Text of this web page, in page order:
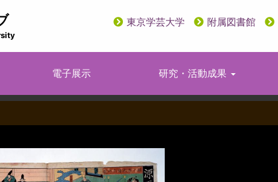
utility
東京学芸大学 附属図書館
電子展示 研究・活動成果